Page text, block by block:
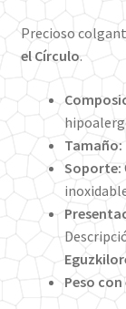
Precioso
el Círculo.
Tamaño:
Soporte:
Peso